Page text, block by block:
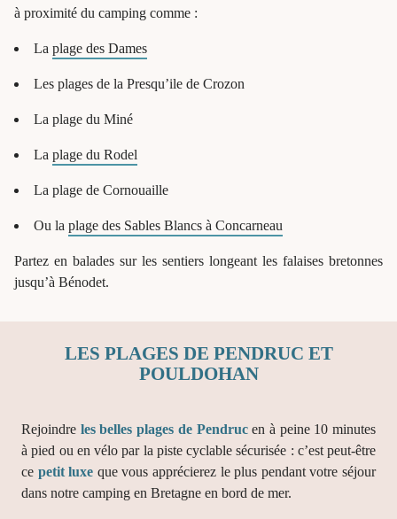
à proximité du camping comme :
La plage des Dames
Les plages de la Presqu’ile de Crozon
La plage du Miné
La plage du Rodel
La plage de Cornouaille
Ou la plage des Sables Blancs à Concarneau
Partez en balades sur les sentiers longeant les falaises bretonnes
jusqu’à Bénodet.
LES PLAGES DE PENDRUC ET
POULDOHAN
Rejoindre les belles plages de Pendrucen à peine 10 minutes
à pied ou en vélo par la piste cyclable sécurisée : c’est peut-être
ce petit luxe que vous apprécierez le plus pendant votre séjour
dans notre camping en Bretagne en bord de mer.